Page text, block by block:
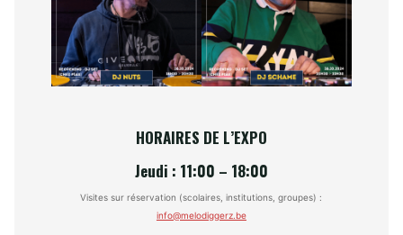
HORAIRES DE L’EXPO
Jeudi : 11:00 – 18:00
Visites sur réservation (scolaires, institutions, groupes) :
info@melodiggerz.be